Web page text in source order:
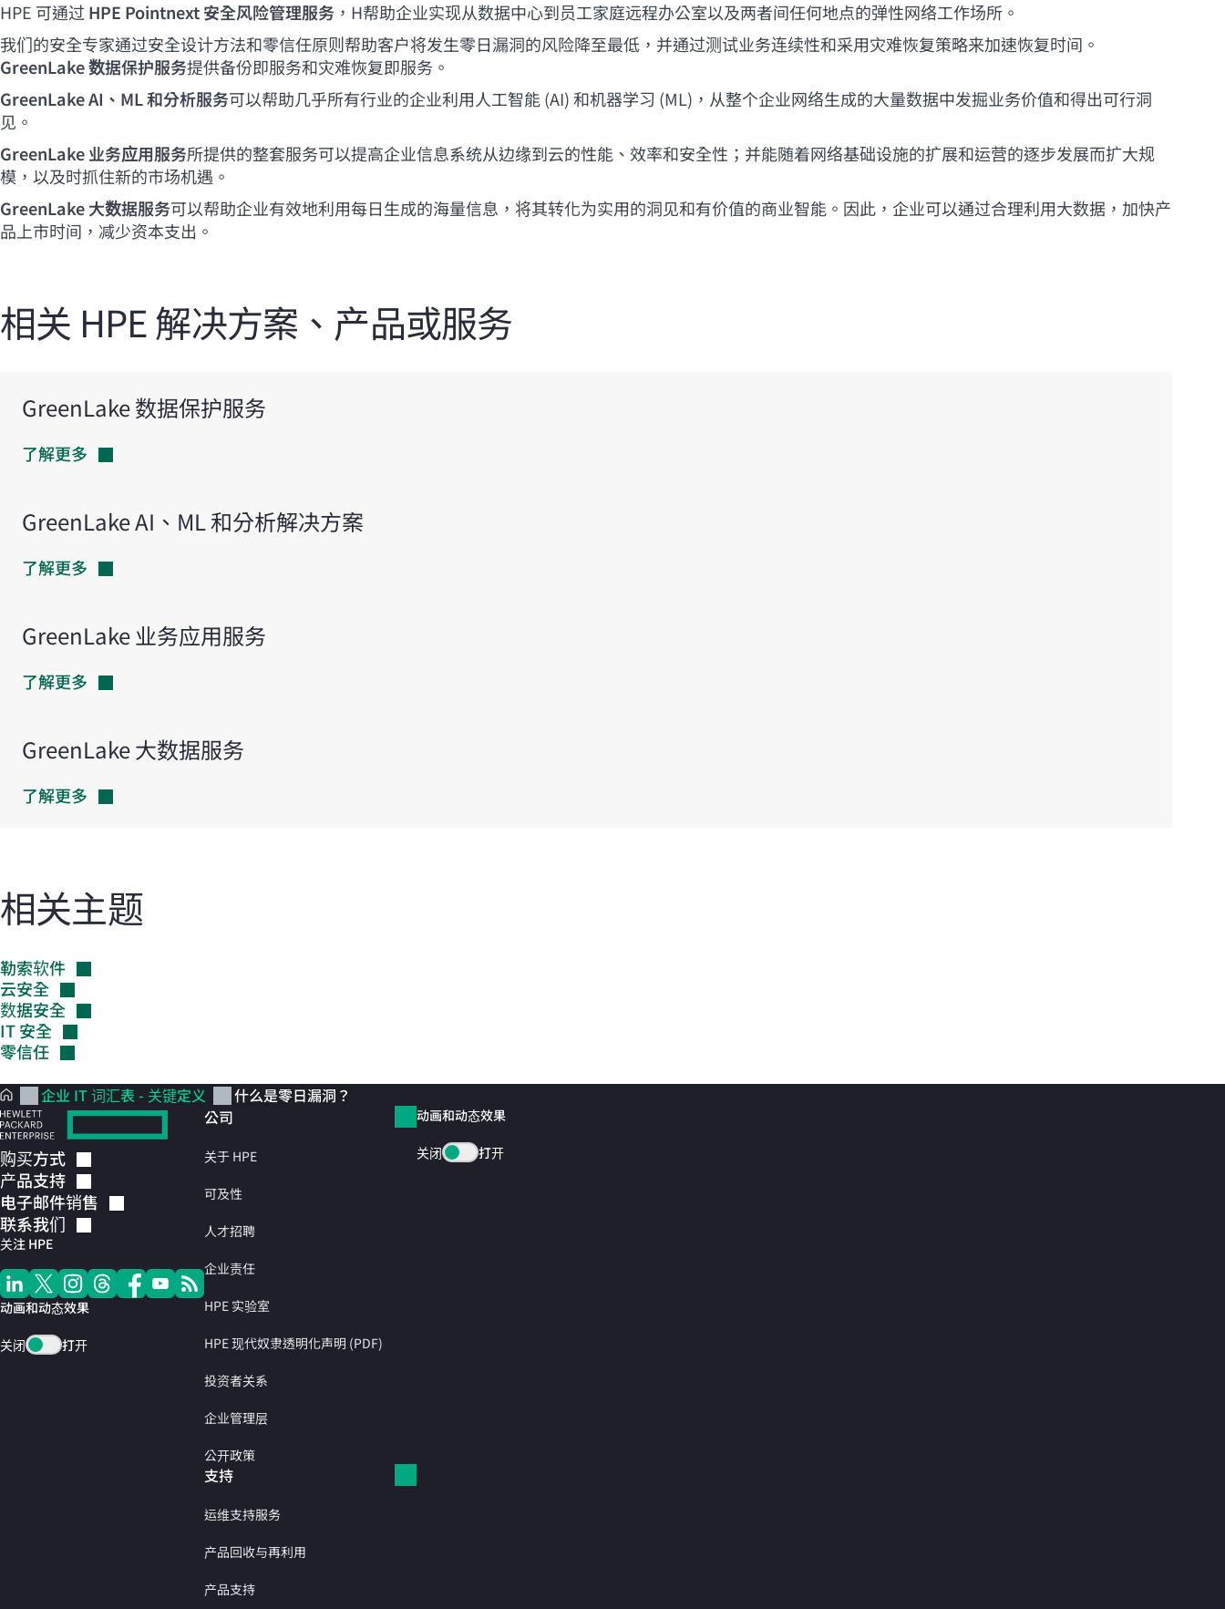
HPE 可通过 HPE Pointnext 安全风险管理服务 ，H帮助企业实现从数据中心到员工家庭远程办公室以及两者间任何地点的弹性网络工作场所。
我们的安全专家通过安全设计方法和零信任原则帮助客户将发生零日漏洞的风险降至最低，并通过测试业务连续性和采用灾难恢复策略来加速恢复时间。
GreenLake 数据保护服务提供备份即服务和灾难恢复即服务。
GreenLake AI、ML 和分析服务可以帮助几乎所有行业的企业利用人工智能 (AI) 和机器学习 (ML)，从整个企业网络生成的大量数据中发掘业务价值和得出可行洞
见。
GreenLake 业务应用服务所提供的整套服务可以提高企业信息系统从边缘到云的性能、效率和安全性；并能随着网络基础设施的扩展和运营的逐步发展而扩大规
模，以及时抓住新的市场机遇。
GreenLake 大数据服务可以帮助企业有效地利用每日生成的海量信息，将其转化为实用的洞见和有价值的商业智能。因此，企业可以通过合理利用大数据，加快产
品上市时间，减少资本支出。
相关 HPE 解决方案、产品或服务
GreenLake 数据保护服务
了解更多
GreenLake AI、ML 和分析解决方案
了解更多
GreenLake 业务应用服务
了解更多
GreenLake 大数据服务
了解更多
相关主题
勒索软件
云安全
数据安全
IT安全
零信任
企业 IT 词汇表 - 关键定义 什么是零日漏洞？
购买方式
产品支持
电子邮件销售
联系我们
关注 HPE
动画和动态效果
关闭 打开
公司
关于 HPE
可及性
人才招聘
企业责任
HPE 实验室
HPE 现代奴隶透明化声明 (PDF)
投资者关系
企业管理层
公开政策
支持
运维支持服务
产品回收与再利用
产品支持
动画和动态效果
关闭 打开